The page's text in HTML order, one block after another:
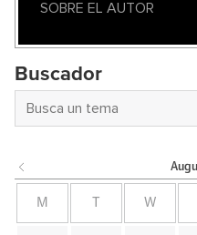
SOBRE EL AUTOR
Buscador
M W